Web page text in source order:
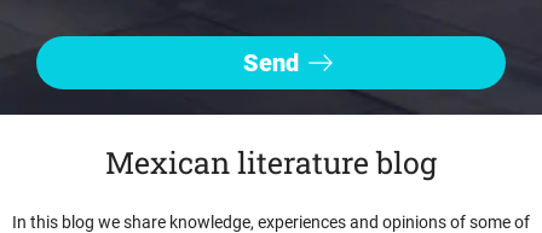
Mexican literature blog
In this blog we share knowledge, experiences and opinions of some of